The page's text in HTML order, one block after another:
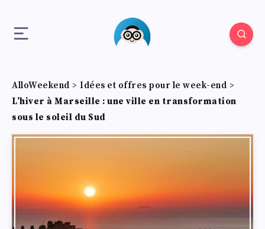
AlloWeekend > Idées et offres pour le week-end >
L’hiver à Marseille : une ville en transformation
sous le soleil du Sud